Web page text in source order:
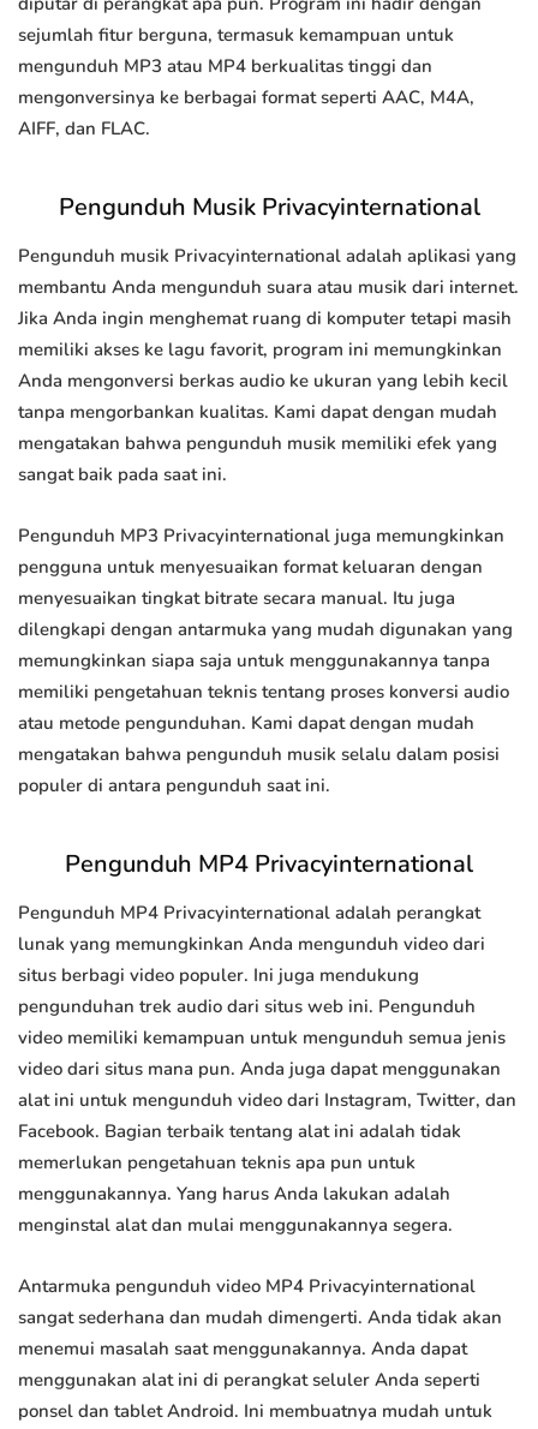
sejumlah fitur berguna, termasuk kemampuan untuk
mengunduh MP3 atau MP4 berkualitas tinggi dan
mengonversinya ke berbagai format seperti AAC, M4A,
AIFF, dan FLAC.
Pengunduh Musik Privacyinternational
Pengunduh musik Privacyinternational adalah aplikasi yang
membantu Anda mengunduh suara atau musik dari internet.
Jika Anda ingin menghemat ruang di komputer tetapi masih
memiliki akses ke lagu favorit, program ini memungkinkan
Anda mengonversi berkas audio ke ukuran yang lebih kecil
tanpa mengorbankan kualitas. Kami dapat dengan mudah
mengatakan bahwa pengunduh musik memiliki efek yang
sangat baik pada saat ini.
Pengunduh MP3 Privacyinternational juga memungkinkan
pengguna untuk menyesuaikan format keluaran dengan
menyesuaikan tingkat bitrate secara manual. Itu juga
dilengkapi dengan antarmuka yang mudah digunakan yang
memungkinkan siapa saja untuk menggunakannya tanpa
memiliki pengetahuan teknis tentang proses konversi audio
atau metode pengunduhan. Kami dapat dengan mudah
mengatakan bahwa pengunduh musik selalu dalam posisi
populer di antara pengunduh saat ini.
Pengunduh MP4 Privacyinternational
Pengunduh MP4 Privacyinternational adalah perangkat
lunak yang memungkinkan Anda mengunduh video dari
situs berbagi video populer. Ini juga mendukung
pengunduhan trek audio dari situs web ini. Pengunduh
video memiliki kemampuan untuk mengunduh semua jenis
video dari situs mana pun. Anda juga dapat menggunakan
alat ini untuk mengunduh video dari Instagram, Twitter, dan
Facebook. Bagian terbaik tentang alat ini adalah tidak
memerlukan pengetahuan teknis apa pun untuk
menggunakannya. Yang harus Anda lakukan adalah
menginstal alat dan mulai menggunakannya segera.
Antarmuka pengunduh video MP4 Privacyinternational
sangat sederhana dan mudah dimengerti. Anda tidak akan
menemui masalah saat menggunakannya. Anda dapat
menggunakan alat ini di perangkat seluler Anda seperti
ponsel dan tablet Android. Ini membuatnya mudah untuk